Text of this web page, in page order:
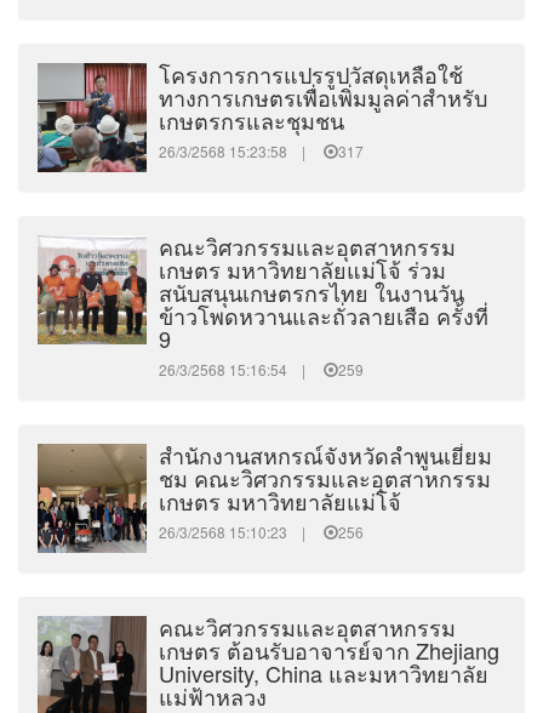
โครงการการแปรรูปวัสดุเหลือใช้
ทางการเกษตรเพื่อเพิ่มมูลค่าสำหรับ
เกษตรกรและชุมชน
26/3/2568 15:23:58 | 317
คณะวิศวกรรมและอุตสาหกรรม
เกษตร มหาวิทยาลัยแม่โจ้ ร่วม
สนับสนุนเกษตรกรไทย ในงานวัน
ข้าวโพดหวานและถั่วลายเสือ ครั้งที่
9
26/3/2568 15:16:54 | 259
สำนักงานสหกรณ์จังหวัดลำพูนเยี่ยม
ชม คณะวิศวกรรมและอุตสาหกรรม
เกษตร มหาวิทยาลัยแม่โจ้
26/3/2568 15:10:23 | 256
คณะวิศวกรรมและอุตสาหกรรม
เกษตร ต้อนรับอาจารย์จาก Zhejiang
University, China และมหาวิทยาลัย
แม่ฟ้าหลวง